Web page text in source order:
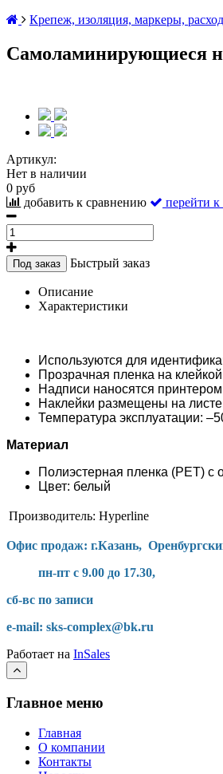
Крепеж, изоляция, маркеры,
Самоламинирующиеся
Артикул:
Нет в наличии
0 руб
добавить к сравнению
перейти
Под заказ Быстрый заказ
Описание
Характеристики
Используются для
Прозрачная пленка на
Надписи наносятся
Наклейки размещены на
Температура эксплуатации:
Материал
Полиэстерная пленка (PET) с
Цвет: белый
Производитель: Hyperline
Офис продаж: г.Казань,
пн-пт с 9.00 до 17.30,
сб-вс по записи
e-mail: sks-complex@bk.ru
Работает на InSales
Главное меню
Главная
О компании
Контакты